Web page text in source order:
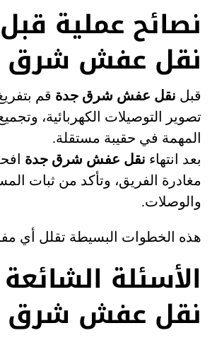
نصائح عملية
نقل عفش شرق
قبل نقل عفش شرق جدة قم
تصوير التوصيلات الكهربائية،
المهمة في حقيبة مستقلة.
بعد انتهاء نقل عفش شرق جدة
مغادرة الفريق، وتأكد من ثبات
والوصلات.
هذه الخطوات البسيطة تقلل أي
الأسئلة
نقل عفش شرق